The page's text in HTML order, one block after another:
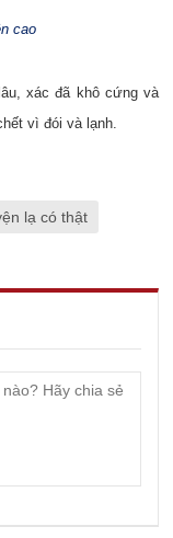
cao
xác đã khô cứng và
vì đói và lạnh.
lạ có thật